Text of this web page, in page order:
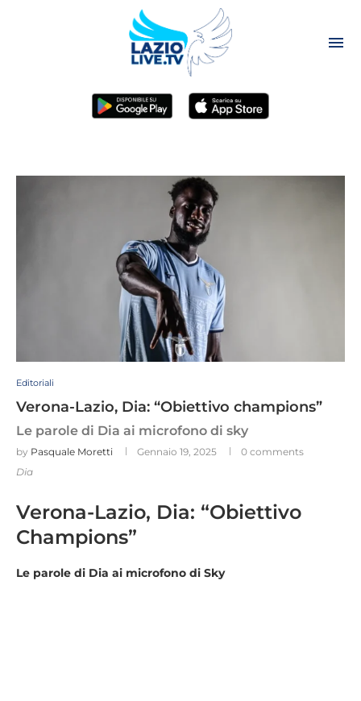
Editoriali
Verona-Lazio, Dia: “Obiettivo champions”
Le parole di Dia ai microfono di sky
by Pasquale Moretti Gennaio 19, 2025
0 comments
Dia
Verona-Lazio, Dia: “Obiettivo
Champions”
Le parole di Dia ai microfono di Sky